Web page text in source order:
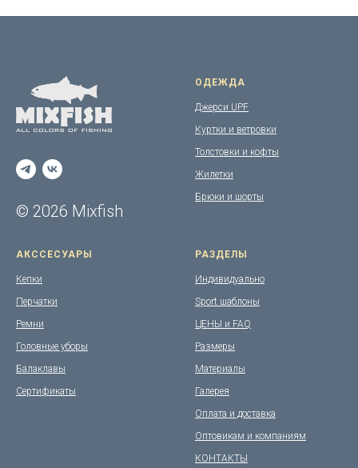
© 2026 Mixfish
ОДЕЖДА
Джерси UPF
Куртки и ветровки
Толстовки и кофты
Жилетки
Брюки и шорты
АКССЕСУАРЫ
Кепки
Перчатки
Ремни
Головные уборы
Балаклавы
Сертификаты
РАЗДЕЛЫ
Индивидуально
Sport шаблоны
ЦЕНЫ и FAQ
Размеры
Материалы
Галерея
Оплата и доставка
Оптовикам и компаниям
КОНТАКТЫ